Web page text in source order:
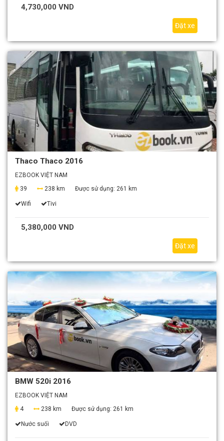
4,730,000 VND
Đặt xe
Thaco Thaco 2016
EZBOOK VIỆT NAM
39
238 km Được sử dụng: 261 km
Wifi Tivi
5,380,000 VND
Đặt xe
BMW 520i 2016
EZBOOK VIỆT NAM
4
238 km Được sử dụng: 261 km
Nước suối DVD